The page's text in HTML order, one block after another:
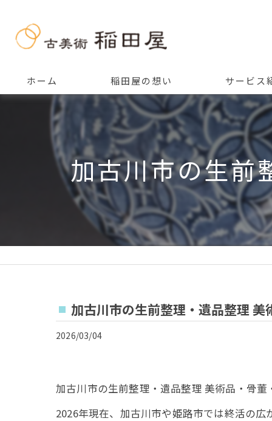
ホーム 稲田屋の想い
ご挨拶
サービス
加古川市の生前
加古川市の生前整理・遺品整理 美
2026/03/04
加古川市の生前整理・遺品整理 美術品・骨董
2026年現在、加古川市や姫路市では終活の